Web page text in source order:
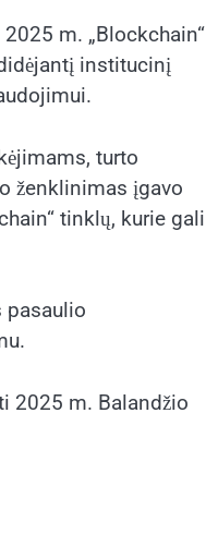
m. „Blockchain“
institucinį
turto
ženklinimas įgavo
tinklų, kurie gali
pasaulio
2025 m. Balandžio